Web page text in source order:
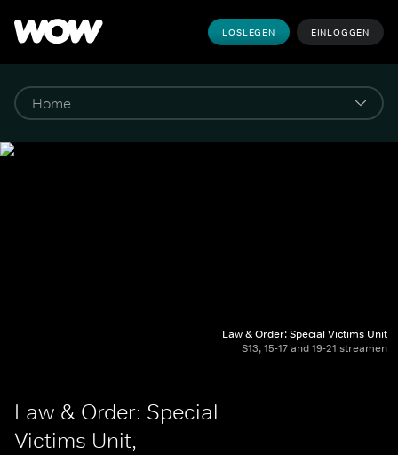
LOSLEGEN EINLOGGEN
Law & Order: Special Victims Unit
S13, 15-17 and 19-21 streamen
Law & Order: Special
Victims Unit,